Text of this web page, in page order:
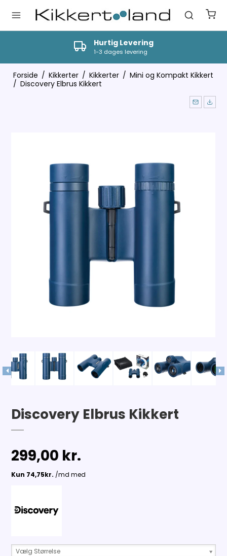
Hurtig Levering
1-3 dages levering
Forside / Kikkerter / Kikkerter / Mini og Kompakt Kikkert
/ Discovery Elbrus Kikkert
Discovery Elbrus Kikkert
299,00 kr.
Vælg Størrelse